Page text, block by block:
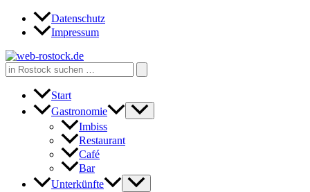
Zum
Inhalt
Datenschutz
Impressum
Search
for:
Start
Gastronomie
Imbiss
Restaurant
Café
Bar
Unterkünfte